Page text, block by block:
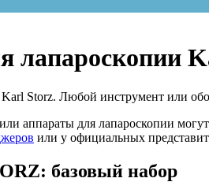
лапароскопии
Storz. Любой инструмент или
аппараты для лапароскопии
или у официальных
базовый набор